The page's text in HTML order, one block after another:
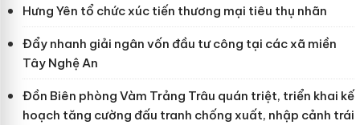
Hưng Yên tổ chức xúc tiến thương mại tiêu thụ nhãn
Đẩy nhanh giải ngân vốn đầu tư công tại các xã miền
Tây Nghệ An
Đồn Biên phòng Vàm Trảng Trâu quán triệt, triển khai kế
hoạch tăng cường đấu tranh chống xuất, nhập cảnh trái